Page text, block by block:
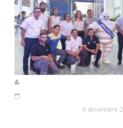
6 diciembre